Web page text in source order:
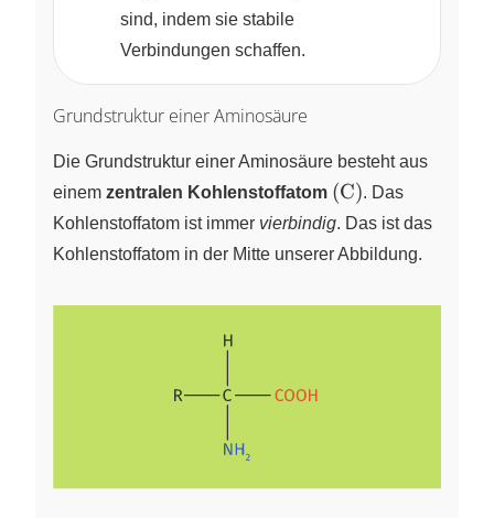
sind, indem sie stabile
Verbindungen schaffen.
Grundstruktur einer Aminosäure
Die Grundstruktur einer Aminosäure besteht aus
einem zentralen Kohlenstoffatom \left(
\ce{C}
\right)
(C). Das
Kohlenstoffatom ist immer vierbindig. Das ist das
Kohlenstoffatom in der Mitte unserer Abbildung.